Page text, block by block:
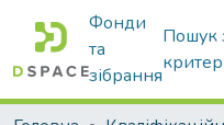
Фонди
та
зібрання
Пошук